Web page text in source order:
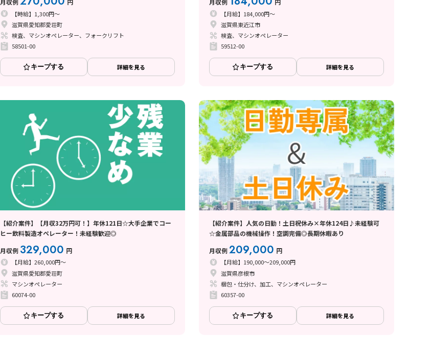
月収例
円
【時給】1,300円～
滋賀県愛知郡愛荘町
検査、マシンオペレーター、フォークリフト
58501-00
キープする 詳細を見る
月収例
円
【月給】184,000円～
滋賀県東近江市
検査、マシンオペレーター
59512-00
キープする 詳細を見る
【紹介案件】【月収32万円可！】年休121日☆大手企業でコー
ヒー飲料製造オペレーター！未経験歓迎◎
月収例 329,000 円
【月給】260,000円～
滋賀県愛知郡愛荘町
マシンオペレーター
60074-00
キープする 詳細を見る
【紹介案件】人気の日勤！土日祝休み×年休124日♪未経験可
☆金属部品の機械操作！空調完備◎長期休暇あり
月収例209,000 円
【月給】190,000～209,000円
滋賀県彦根市
梱包・仕分け、加工、マシンオペレーター
60357-00
キープする 詳細を見る